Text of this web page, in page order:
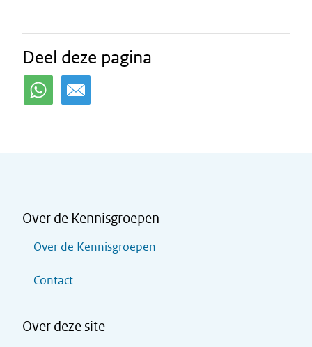
Deel deze pagina
Over de Kennisgroepen
Over de Kennisgroepen
Contact
Over deze site